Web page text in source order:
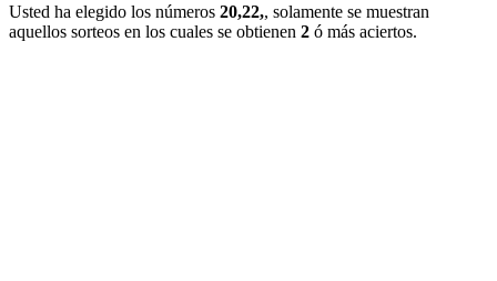
Usted ha elegido los números 20,22,, solamente se muestran
aquellos sorteos en los cuales se obtienen 2 ó más aciertos.